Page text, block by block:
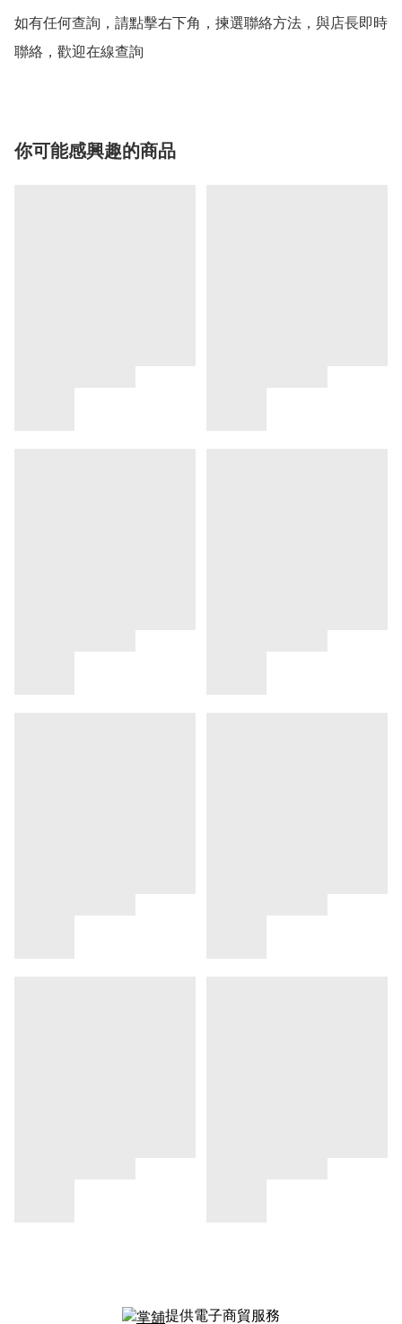
如有任何查詢，請點擊右下角，揀選聯絡方法，與店長即時
聯絡，歡迎在線查詢
你可能感興趣的商品
提供電子商貿服務